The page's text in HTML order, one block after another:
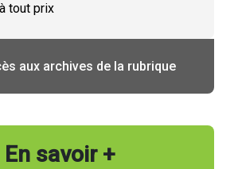
tout prix
aux archives de la rubrique
En savoir +